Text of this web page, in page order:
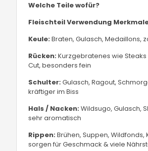
Welche Teile wofür?
FleischteilVerwendung
Keule:Braten, Gulasch, Medaillons,
Rücken:Kurzgebratenes wie Steaks
Cut, besonders fein
Schulter:Gulasch, Ragout,
kräftiger im Biss
Hals / Nacken:Wildsugo, Gulasch,
sehr aromatisch
Rippen:Brühen, Suppen, Wildfonds,
sorgen für Geschmack & viele